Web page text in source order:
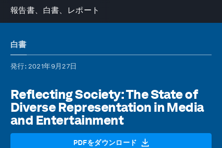
報告書、白書、レポート
白書
発行: 2021年9月27日
Reflecting Society: The State of
Diverse Representation in Media
and Entertainment
PDFをダウンロード